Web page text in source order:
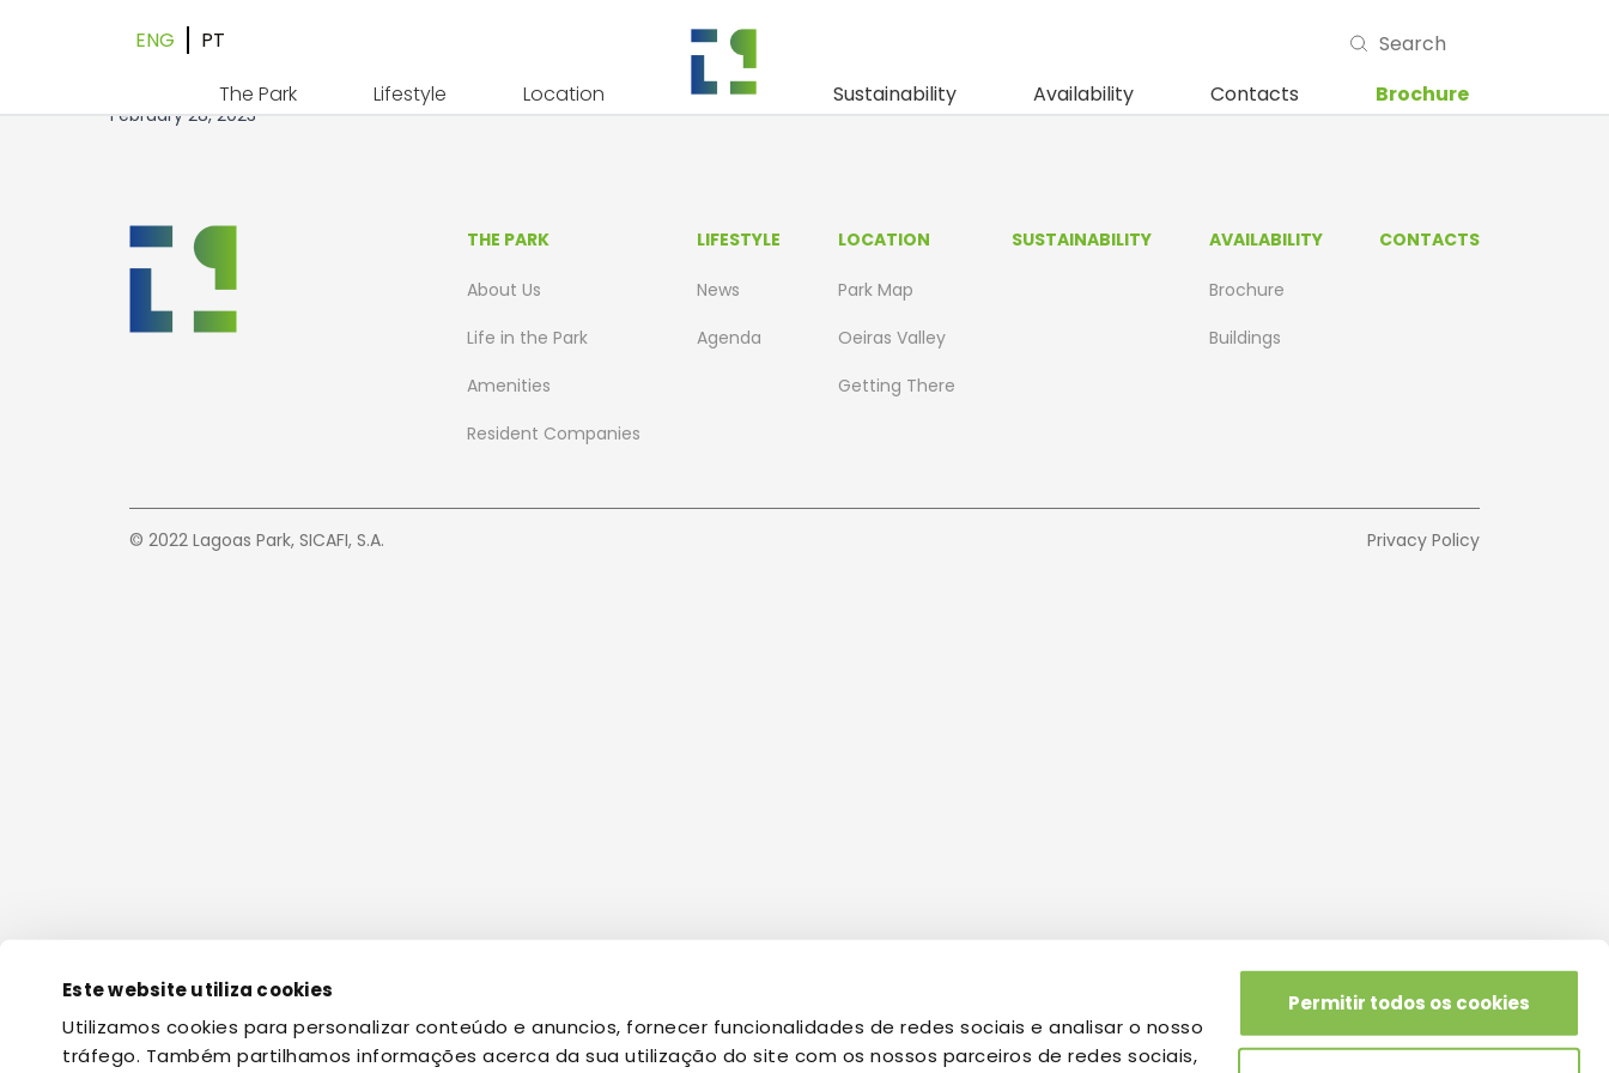
Este website utiliza cookies
Utilizamos cookies para personalizar conteúdo e anuncios, fornecer funcionalidades de redes sociais e analisar o nosso
tráfego. Também partilhamos informações acerca da sua utilização do site com os nossos parceiros de redes sociais,
Permitir todos os cookies
ENG
PT
The Park
Lifestyle Location Sustainability Availability Contacts Brochure
B05 – Floor 5
February 28, 2023
THE PARK
About Us
Life in the Park
Amenities
Resident Companies
LIFESTYLE
News
Agenda
LOCATION
Park Map
Oeiras Valley
Getting There
SUSTAINABILITY AVAILABILITY
Brochure
Buildings
CONTACTS
© 2022 Lagoas Park, SICAFI, S.A. Privacy Policy